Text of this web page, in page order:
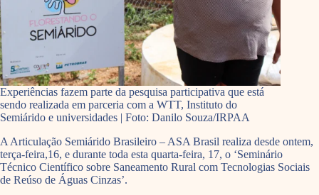
Experiências fazem parte da pesquisa participativa que está
sendo realizada em parceria com a WTT, Instituto do
Semiárido e universidades | Foto: Danilo Souza/IRPAA
A Articulação Semiárido Brasileiro – ASA Brasil realiza desde ontem,
terça-feira,16, e durante toda esta quarta-feira, 17, o ‘Seminário
Técnico Científico sobre Saneamento Rural com Tecnologias Sociais
de Reúso de Águas Cinzas’.